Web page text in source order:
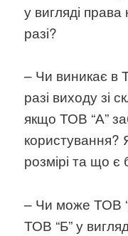
у вигляді
разі?
– Чи виникає в
разі виходу зі
якщо ТОВ “А”
користування?
розмірі та що
– Чи може ТОВ
ТОВ “Б” у